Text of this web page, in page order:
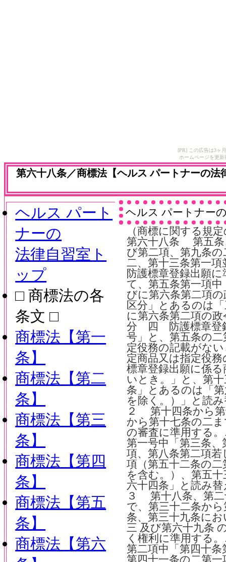
[PR] この広告は3ヶ
ホームページを更
第六十八条／商標法【ヘルス パートナーの法
ヘルス パートナー
（商標に関する規
第六十八条 第五条
び第二項、第九条
二、第十三条第一
防護標章登録出願
て、第五条第一項
びに第六条第二項
区分」とあるのは
に第六条第二項の
分 四 防護標章登
号」と、第五条の
定役務の記載がな
定商品又は指定役
標章登録出願に係
いとき。」と、第
条」とあるのは「
を除く。）」と読
２ 第十四条から第
から第十七条の二
の審査に準用する
第一号中「第三条
項、第八条第二項
項（第五十二条の
を含む。）、第五
六十四条」と読み
３ 第十八条、第二
で、第三十二条か
条、第三十九条に
三 及び第六十九条
く権利に準用する
第二項中「第四十
第四十一条の二第
ヘルス パート
ナーの
法律自習室ト
ップ
□ 商標法の各
条文 □
商標法【第一
条】
商標法【第二
条】
商標法【第三
条】
商標法【第四
条】
商標法【第五
条】
商標法【第六